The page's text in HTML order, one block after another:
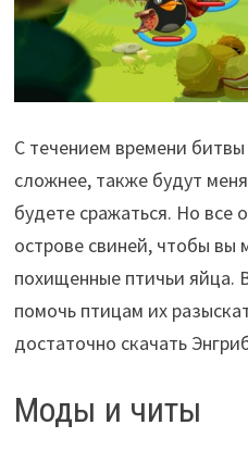
С течением времени битвы
сложнее, также будут
будете сражаться. Но все
острове свиней, чтобы вы
похищенные птичьи яйца.
помочь птицам их
достаточно скачать
Моды и читы